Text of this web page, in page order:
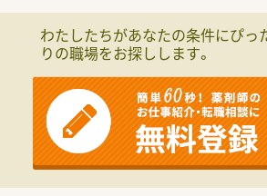
■主な応需科目は小児科と皮膚科、アレ
日あたり50枚から60枚ほどです。
■勤務する人員は常勤の薬剤師が1名とパ
【法人特徴について】
■1998年に創業し、神奈川や群馬、埼玉
開している調剤チェーンです。
■グループ全体では全国に42店舗を展開
した経営基盤を誇っております。
■全体の9割がクリニック門前薬局であ
わたしたちがあなたの条件にぴっ
りの職場をお探しします。